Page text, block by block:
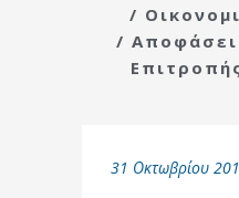
/
/
31 Οκτωβρίου